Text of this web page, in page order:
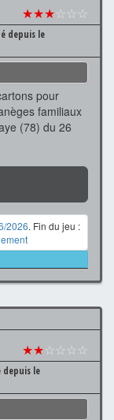
★★★☆☆☆
depuis le
pour
familiaux
(78) du 26
2026. Fin du jeu :
★★☆☆☆☆
depuis le